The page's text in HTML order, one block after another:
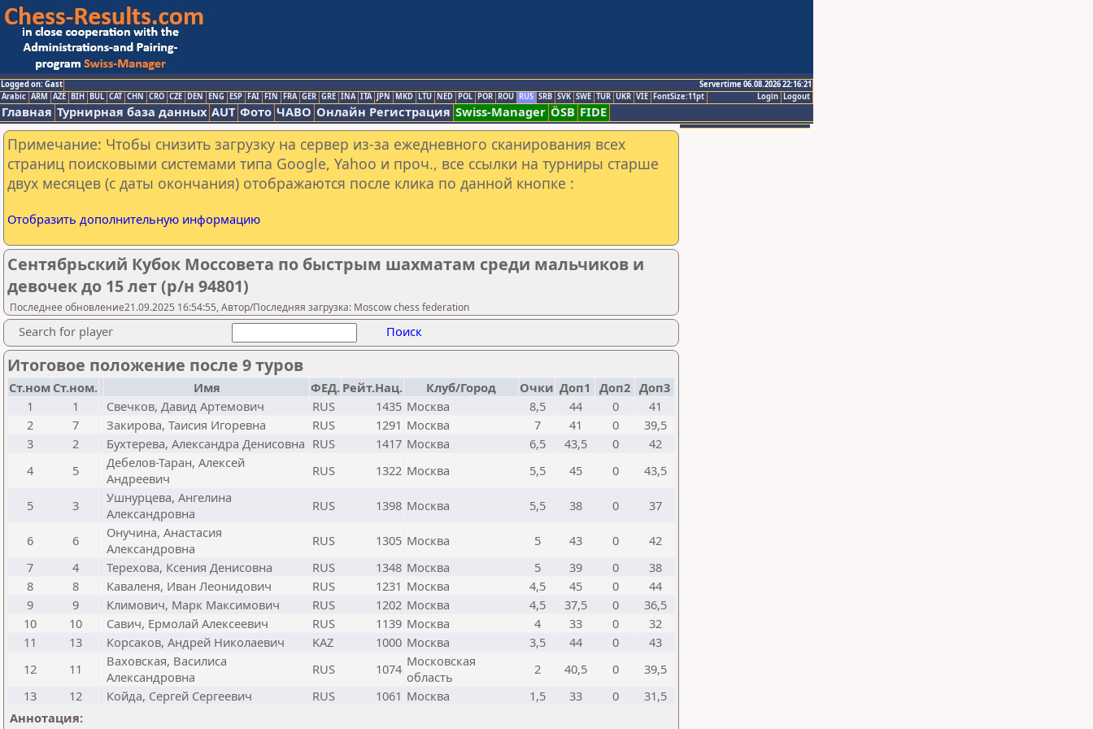
Logged on: Gast
Servertime 06.08.2026 22:16:21
Logout
Login
Arabic ARM AZE BIH BUL CAT CHN CRO CZE DEN ENG ESP FAI FIN FRA GER GRE INA ITA JPN MKD LTU NED POL POR ROU RUS SRB SVK SWE TUR UKR VIE FontSize:11pt
Главная Турнирная база данных AUT Фото ЧАВО Онлайн Регистрация Swiss-Manager ÖSB FIDE
Примечание: Чтобы снизить загрузку на сервер из-за ежедневного сканирования всех
страниц поисковыми системами типа Google, Yahoo и проч., все ссылки на турниры старше
двух месяцев (с даты окончания) отображаются после клика по данной кнопке :
Отобразить дополнительную информацию
Сентябрьский Кубок Моссовета по быстрым шахматам среди мальчиков и
девочек до 15 лет (р/н 94801)
Последнее обновление21.09.2025 16:54:55, Автор/Последняя загрузка: Moscow chess federation
Search for player Поиск
Итоговое положение после 9 туров
Ст.ном Ст.ном. Имя ФЕД. Рейт.Нац. Клуб/Город Очки Доп1 Доп2 Доп3
1
1 Свечков, Давид Артемович RUS 1435 Москва 8,5 44 0
41
2
7 Закирова, Таисия Игоревна RUS 1291 Москва 7 41 0
39,5
3
2 Бухтерева, Александра Денисовна RUS 1417 Москва 6,5 43,5 0
42
4
5
Дебелов-Таран, Алексей
Андреевич
RUS 1322 Москва 5,5 45 0 43,5
5 3
Ушнурцева, Ангелина
Александровна
RUS 1398 Москва 5,5 38 0 37
6 6
Онучина, Анастасия
Александровна
RUS 1305 Москва 5 43 0
42
7
4 Терехова, Ксения Денисовна RUS 1348 Москва 5 39 0
38
8
8 Каваленя, Иван Леонидович RUS 1231 Москва 4,5 45 0
44
9
9 Климович, Марк Максимович RUS 1202 Москва 4,5 37,5 0
36,5
10
10 Савич, Ермолай Алексеевич RUS 1139 Москва 4 33 0
32
11
13 Корсаков, Андрей Николаевич KAZ 1000 Москва 3,5 44 0
43
12
11
Ваховская, Василиса
Александровна
RUS 1074 Московская
область
2 40,5 0
39,5
13
12 Койда, Сергей Сергеевич RUS 1061 Москва 1,5 33 0
31,5
Аннотация: